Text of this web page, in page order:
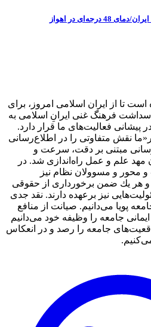
در اهواز
است تا از ایران اسلامی امروز، برای
فرهنگ غنی ایرانِ اسلامی به
پیشانی فعالیت‌های ما قرار دارد.
نقش متفاوتی را در اطلاع‌رسانی
مبتنی بر دقت، سرعت و
مهد علم و عمل راه‌اندازی شد. در
محور و مسوولان نظام نیز
و هر یك ضمن برخورداری از حقوقی
نیز برعهده دارند. نقد جدی
پویا می‌دانیم. صیانت از منافع
جامعه را وظیفه خود می‌دانیم
جامعه را رصد و در انعکاس